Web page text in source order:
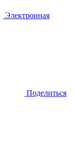
Электронная
Поделиться